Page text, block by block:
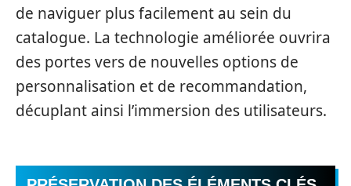
de naviguer plus facilement au sein du
catalogue. La technologie améliorée ouvrira
des portes vers de nouvelles options de
personnalisation et de recommandation,
décuplant ainsi l’immersion des utilisateurs.